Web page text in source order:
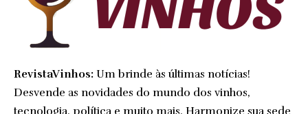
RevistaVinhos: Um brinde às últimas notícias!
Desvende as novidades do mundo dos vinhos,